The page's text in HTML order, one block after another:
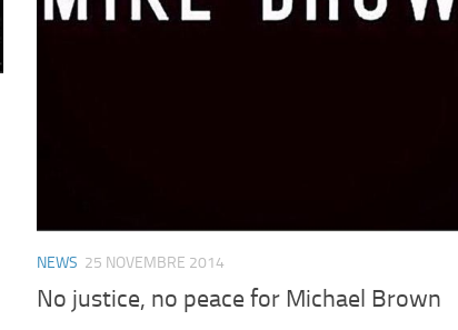
NEWS 25 NOVEMBRE 2014
No justice, no peace for Michael Brown